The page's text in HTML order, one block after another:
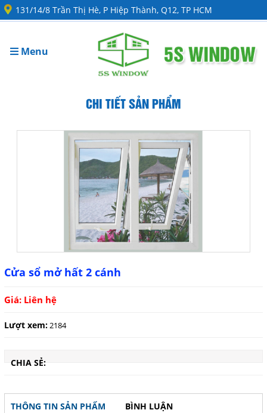
131/14/8 Trần Thị Hè, P Hiệp Thành, Q12, TP HCM
Menu
CHI TIẾT SẢN PHẨM
Cửa sổ mở hất 2 cánh
Giá: Liên hệ
Lượt xem:2184
CHIA SẺ:
THÔNG TIN SẢN PHẨM BÌNH LUẬN